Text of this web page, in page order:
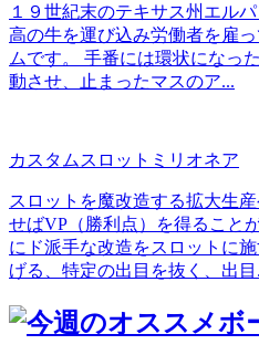
１９世紀末のテキサス州エル
高の牛を運び込み労働者を雇
ムです。 手番には環状になっ
動させ、止まったマスのア...
カスタムスロットミリオネア
スロットを魔改造する拡大生
せばVP（勝利点）を得ること
にド派手な改造をスロットに
げる、特定の出目を抜く、出目